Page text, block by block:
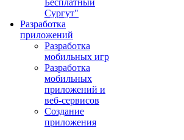
Бесплатный
Сургут"
Разработка
приложений
Разработка
мобильных игр
Разработка
мобильных
приложений и
веб-сервисов
Создание
приложения